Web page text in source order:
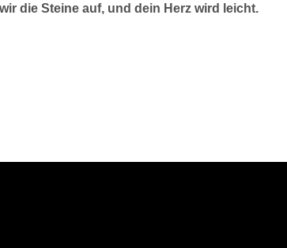
die Steine auf, und dein Herz wird leicht.